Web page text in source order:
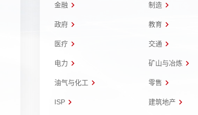
金融 制造
政府 教育
医疗 交通
电力 矿山与冶炼
油气与化工 零售
ISP 建筑地产